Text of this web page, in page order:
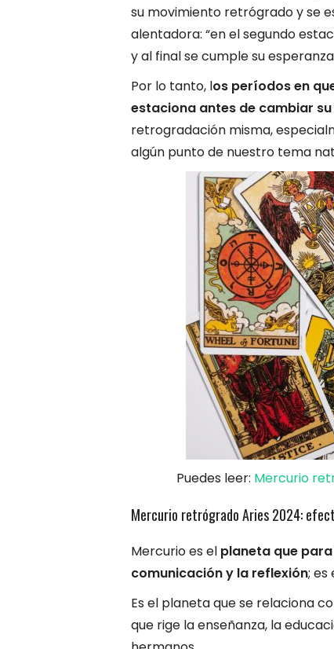
su movimiento retrógrado y se
alentadora: “en el segundo
y al final se cumple su
Por lo tanto, los períodos en
estaciona antes de cambiar
retrogradación misma,
algún punto de nuestro tema
Puedes leer: Mercurio
Mercurio retrógrado Aries 2024:
Mercurio es el planeta que
comunicación y la reflexión; es
Es el planeta que se relaciona
que rige la enseñanza, la